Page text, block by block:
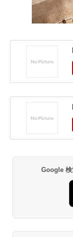
Google 検